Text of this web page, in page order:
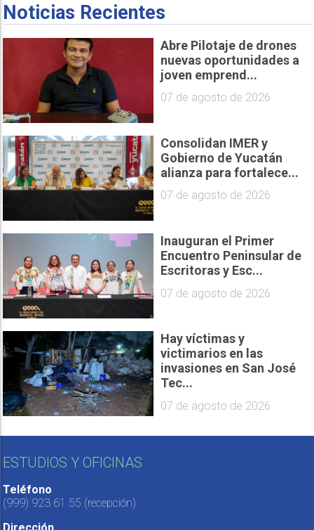
Noticias Recientes
Abre Pilotaje de drones
nuevas oportunidades a
joven emprend...
07 de agosto de 2026
Consolidan IMER y
Gobierno de Yucatán
alianza para fortalece...
07 de agosto de 2026
Inauguran el Primer
Encuentro Peninsular de
Escritoras y Esc...
07 de agosto de 2026
Hay víctimas y
victimarios en las
invasiones en San José
Tec...
07 de agosto de 2026
ESTUDIOS Y OFICINAS
Teléfono
(999) 923 61 55 (recepción)